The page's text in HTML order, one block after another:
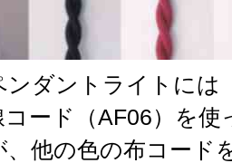
ンダントライトに
コード（AF06）を
、他の色の布コード